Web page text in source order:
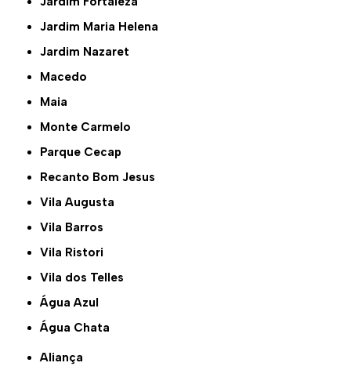
Jardim Maria Helena
Jardim Nazaret
Macedo
Maia
Monte Carmelo
Parque Cecap
Recanto Bom Jesus
Vila Augusta
Vila Barros
Vila Ristori
Vila dos Telles
Água Azul
Água Chata
Aliança